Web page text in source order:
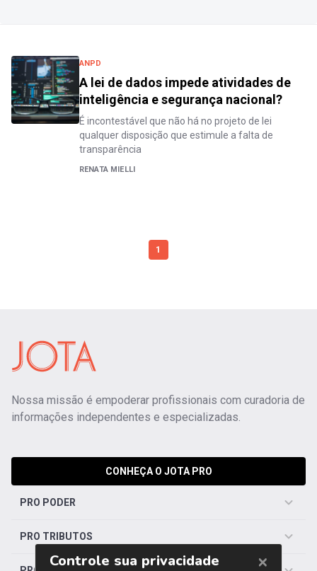
ANPD
A lei de dados impede atividades de
inteligência e segurança nacional?
É incontestável que não há no projeto de lei
qualquer disposição que estimule a falta de
transparência
RENATA MIELLI
1
Nossa missão é empoderar profissionais com curadoria de
informações independentes e especializadas.
CONHEÇA O JOTA PRO
PRO PODER
PRO TRIBUTOS